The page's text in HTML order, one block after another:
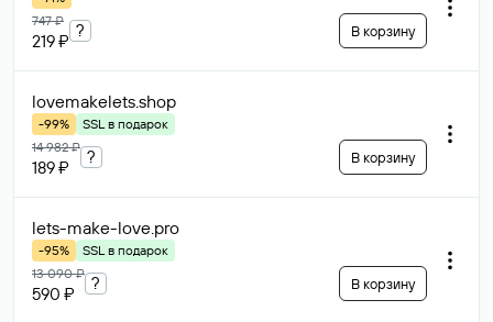
747 ₽
219 ₽
? В корзину
lovemakelets.shop
-99%
SSL в подарок
14 982 ₽
189 ₽
? В корзину
lets-make-love.pro
-95%
SSL в подарок
13 090 ₽
590 ₽
? В корзину